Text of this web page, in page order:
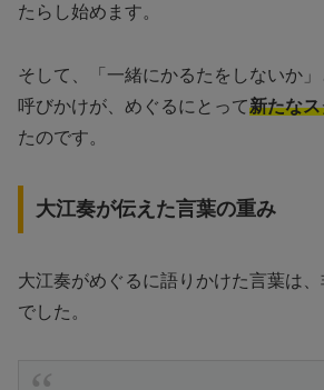
たらし始めます。
そして、「一緒にかるたをしないか
呼びかけが、めぐるにとって新たな
たのです。
大江奏が伝えた言葉の重み
大江奏がめぐるに語りかけた言葉は
でした。